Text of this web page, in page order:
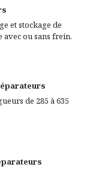
et stockage de
ou sans frein.
de 285 à 635